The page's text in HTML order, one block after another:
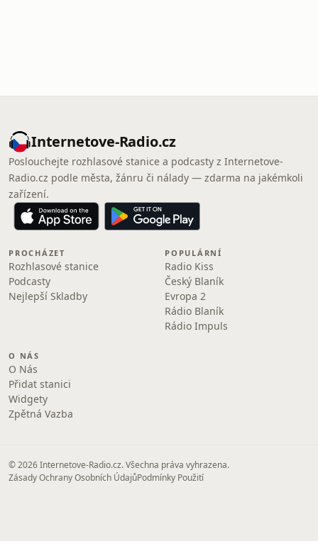
Internetove-Radio.cz
Poslouchejte rozhlasové stanice a podcasty z Internetove-
Radio.cz podle města, žánru či nálady — zdarma na jakémkoli
zařízení.
PROCHÁZET
Rozhlasové stanice
Podcasty
Nejlepší Skladby
POPULÁRNÍ
Radio Kiss
Český Blaník
Evropa 2
Rádio Blaník
Rádio Impuls
O NÁS
O Nás
Přidat stanici
Widgety
Zpětná Vazba
© 2026 Internetove-Radio.cz. Všechna práva vyhrazena.
Zásady Ochrany Osobních ÚdajůPodmínky Použití